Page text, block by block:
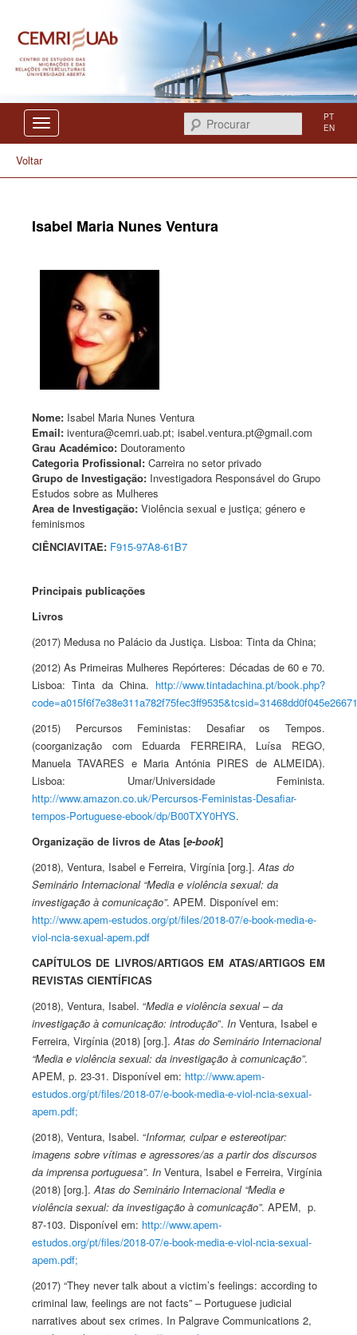
CEMRI
Procurar
PT
EN
Voltar
Isabel Maria Nunes Ventura
Nome: Isabel Maria Nunes Ventura
Email:iventura@cemri.uab.pt; isabel.ventura.pt@gmail.com
Grau Académico: Doutoramento
Categoria Profissional:Carreira no setor privado
Grupo de Investigação: Investigadora Responsável do Grupo
Estudos sobre as Mulheres
Area de Investigação:Violência sexual e justiça​; género e
feminismos
CIÊNCIAVITAE: F915-97A8-61B7
Principais publicações
Livros
(2017) Medusa no Palácio da Justiça. Lisboa: Tinta da China;
(2012) As Primeiras Mulheres Repórteres: Décadas de 60 e 70.
Lisboa: Tinta da China. http://www.tintadachina.pt/book.php?
(2015) Percursos Feministas: Desafiar os Tempos.
(coorganização com Eduarda FERREIRA, Luísa REGO,
Manuela TAVARES e Maria Antónia PIRES de ALMEIDA).
Lisboa: Umar/Universidade Feminista.
http://www.amazon.co.uk/Percursos-Feministas-Desafiar-
tempos-Portuguese-ebook/dp/B00TXY0HYS.
Organização de livros de Atas [e-book]
(2018), Ventura, Isabel e Ferreira, Virgínia [org.].Atas do
Seminário Internacional “Media e violência sexual: da
investigação à comunicação”. APEM. Disponível em:
http://www.apem-estudos.org/pt/files/2018-07/e-book-media-e-
viol-ncia-sexual-apem.pdf
CAPÍTULOS DE LIVROS/ARTIGOS EM ATAS/ARTIGOS EM
REVISTAS CIENTÍFICAS
(2018), Ventura, Isabel. “Media e violência sexual – da
investigação à comunicação: introdução”. In Ventura, Isabel e
Ferreira, Virgínia (2018) [org.].Atas do Seminário Internacional
“Media e violência sexual: da investigação à comunicação”.
APEM, p. 23-31. Disponível em: http://www.apem-
estudos.org/pt/files/2018-07/e-book-media-e-viol-ncia-sexual-
apem.pdf;
(2018), Ventura, Isabel. “Informar, culpar e estereotipar:
imagens sobre vítimas e agressores/as a partir dos discursos
da imprensa portuguesa”. In Ventura, Isabel e Ferreira, Virgínia
(2018) [org.].Atas do Seminário Internacional “Media e
violência sexual: da investigação à comunicação”. APEM, p.
87-103. Disponível em: http://www.apem-
estudos.org/pt/files/2018-07/e-book-media-e-viol-ncia-sexual-
apem.pdf;
(2017) “They never talk about a victim’s feelings: according to
criminal law, feelings are not facts” – Portuguese judicial
narratives about sex crimes. In Palgrave Communications 2,